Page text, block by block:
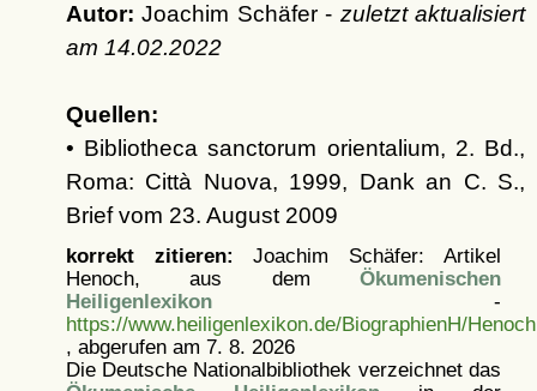
Autor: Joachim Schäfer - zuletzt aktualisiert
am 14.02.2022
Quellen:
• Bibliotheca sanctorum orientalium, 2. Bd.,
Roma: Città Nuova, 1999, Dank an C. S.,
Brief vom 23. August 2009
korrekt zitieren: Joachim Schäfer: Artikel
Henoch, aus dem Ökumenischen
Heiligenlexikon-
https://www.heiligenlexikon.de/BiographienH/
, abgerufen am 7. 8. 2026
Die Deutsche Nationalbibliothek verzeichnet das